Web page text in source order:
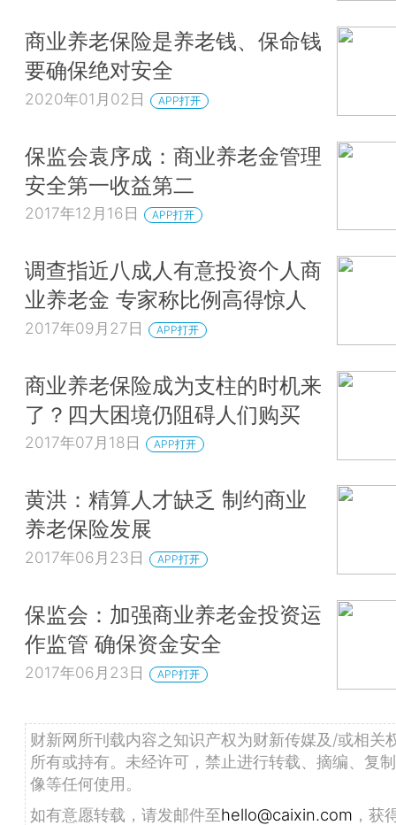
商业养老保险是养老钱、保命钱
要确保绝对安全
2020年01月02日 APP打开
保监会袁序成：商业养老金管理
安全第一收益第二
2017年12月16日 APP打开
调查指近八成人有意投资个人商
业养老金 专家称比例高得惊人
2017年09月27日 APP打开
商业养老保险成为支柱的时机来
了？四大困境仍阻碍人们购买
2017年07月18日 APP打开
黄洪：精算人才缺乏 制约商业
养老保险发展
2017年06月23日 APP打开
保监会：加强商业养老金投资运
作监管 确保资金安全
2017年06月23日 APP打开
财新网所刊载内容之知识产权为财新传媒及/或相关
所有或持有。未经许可，禁止进行转载、摘编、复
像等任何使用。
如有意愿转载，请发邮件至hello@caixin.com ，获